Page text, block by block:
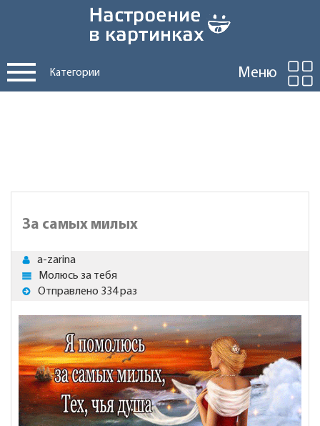
Категории Меню
За самых милых
a-zarina
Молюсь за тебя
Отправлено 334 раз